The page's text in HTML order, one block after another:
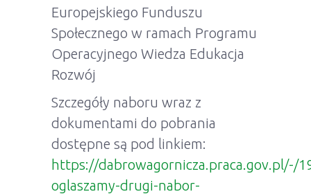
Europejskiego Funduszu
Społecznego w ramach Programu
Operacyjnego Wiedza Edukacja
Rozwój
Szczegóły naboru wraz z
dokumentami do pobrania
dostępne są pod linkiem:
https://dabrowagornicza.praca.gov.pl/-/
oglaszamy-drugi-nabor-